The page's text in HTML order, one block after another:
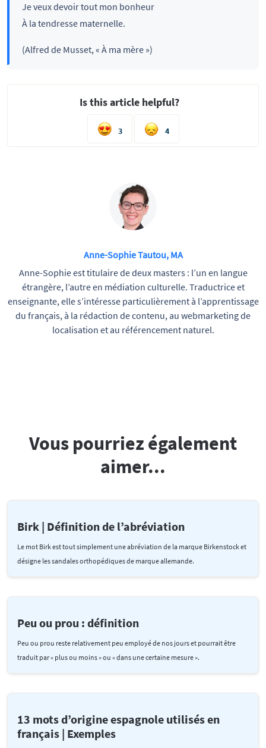
Je veux devoir tout mon bonheur
À la tendresse maternelle.
(Alfred de Musset, « À ma mère »)
Is this article helpful?
3 4
Anne-Sophie Tautou, MA
Anne-Sophie est titulaire de deux masters : l’un en langue
étrangère, l’autre en médiation culturelle. Traductrice et
enseignante, elle s’intéresse particulièrement à l’apprentissage
du français, à la rédaction de contenu, au webmarketing de
localisation et au référencement naturel.
Vous pourriez également
aimer...
Birk | Définition de l’abréviation
Le mot Birk est tout simplement une abréviation de la marque Birkenstock et
désigne les sandales orthopédiques de marque allemande.
Peu ou prou : définition
Peu ou prou reste relativement peu employé de nos jours et pourrait être
traduit par « plus ou moins » ou « dans une certaine mesure ».
13 mots d’origine espagnole utilisés en
français | Exemples